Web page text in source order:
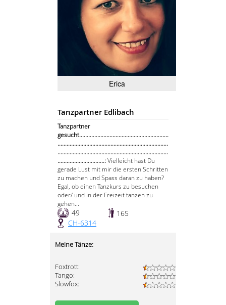
Erica
Tanzpartner Edlibach
Tanzpartner
gesucht...........................................................
.........................................................................
.........................................................................
...............................:Vielleicht hast Du
gerade Lust mit mir die ersten Schritten
zu machen und Spass daran zu haben?
Egal, ob einen Tanzkurs zu besuchen
oder/ und in der Freizeit tanzen zu
gehen...
49
165
CH-6314
Meine Tänze:
Foxtrott:
Tango:
Slowfox: